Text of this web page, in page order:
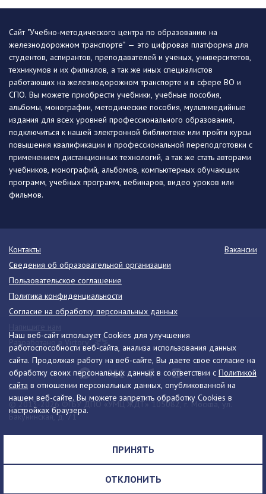
Наш веб-сайт использует Cookies для улучшения
работоспособности веб-сайта, анализа использования данных
сайта. Продолжая работу на веб-сайте, Вы даете свое согласие на
обработку своих персональных данных в соответствии с Политикой
сайта в отношении персональных данных, опубликованной на
нашем веб-сайте. Вы можете запретить обработку Cookies в
настройках браузера.
ПРИНЯТЬ
ОТКЛОНИТЬ
Сайт "Учебно-методического центра по образованию на
железнодорожном транспорте" — это цифровая платформа для
студентов, аспирантов, преподавателей и ученых, университетов,
техникумов и их филиалов, а так же иных специалистов
работающих на железнодорожном транспорте и в сфере ВО и
СПО. Вы можете приобрести учебники, учебные пособия,
альбомы, монографии, методические пособия, мультимедийные
издания для всех уровней профессионального образования,
подключиться к нашей электронной библиотеке или пройти курсы
повышения квалификации и профессиональной переподготовки с
применением дистанционных технологий, а так же стать авторами
учебников, монографий, альбомов, компьютерных обучающих
программ, учебных программ, вебинаров, видео уроков или
фильмов.
© 2013-2026 ФГБУ ДПО «УМЦ ЖДТ» 105082, г. Москва, ул.
Бакунинская, д. 71
Телефон:8 (495) 739-00-30 info@umczdt.ru
схема проезда
Контакты
Вакансии
Сведения об образовательной организации
Пользовательское соглашение
Политика конфиденциальности
Согласие на обработку персональных данных
Разработано в Victory